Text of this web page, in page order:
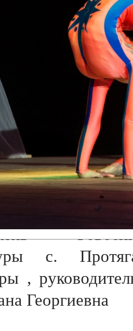
Новости
ОТЧЕТЫ ГКЦ
фестиваля:
с.
,
Георгиевна